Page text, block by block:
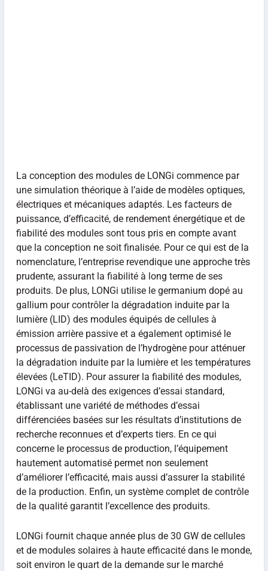
La conception des modules de LONGi commence par
une simulation théorique à l’aide de modèles optiques,
électriques et mécaniques adaptés. Les facteurs de
puissance, d’efficacité, de rendement énergétique et de
fiabilité des modules sont tous pris en compte avant
que la conception ne soit finalisée. Pour ce qui est de la
nomenclature, l’entreprise revendique une approche très
prudente, assurant la fiabilité à long terme de ses
produits. De plus, LONGi utilise le germanium dopé au
gallium pour contrôler la dégradation induite par la
lumière (LID) des modules équipés de cellules à
émission arrière passive et a également optimisé le
processus de passivation de l’hydrogène pour atténuer
la dégradation induite par la lumière et les températures
élevées (LeTID). Pour assurer la fiabilité des modules,
LONGi va au-delà des exigences d’essai standard,
établissant une variété de méthodes d’essai
différenciées basées sur les résultats d’institutions de
recherche reconnues et d’experts tiers. En ce qui
concerne le processus de production, l’équipement
hautement automatisé permet non seulement
d’améliorer l’efficacité, mais aussi d’assurer la stabilité
de la production. Enfin, un système complet de contrôle
de la qualité garantit l’excellence des produits.
LONGi fournit chaque année plus de 30 GW de cellules
et de modules solaires à haute efficacité dans le monde,
soit environ le quart de la demande sur le marché